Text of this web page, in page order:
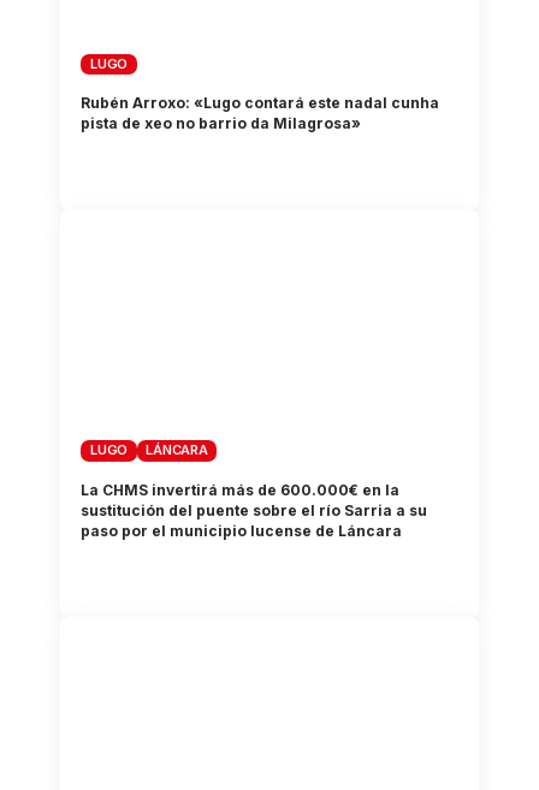
LUGO
Rubén Arroxo: «Lugo contará este nadal cunha
pista de xeo no barrio da Milagrosa»
LUGO LÁNCARA
La CHMS invertirá más de 600.000€ en la
sustitución del puente sobre el río Sarria a su
paso por el municipio lucense de Láncara